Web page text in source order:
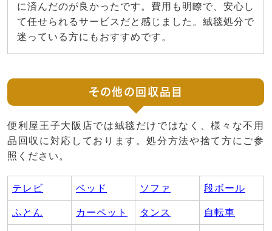
に済んだのが良かったです。費用も明瞭で、安心し
て任せられるサービスだと感じました。絨毯処分で
迷っている方にもおすすめです。
その他の回収品目
便利屋王子大阪店では絨毯だけではなく、様々な不用
品回収に対応しております。処分方法や捨て方にご参
照ください。
テレビ ベッド ソファ 段ボール
ふとん カーペット タンス 自転車